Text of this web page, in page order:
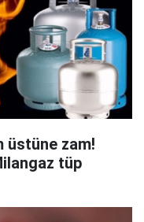
üstüne zam!
tüp